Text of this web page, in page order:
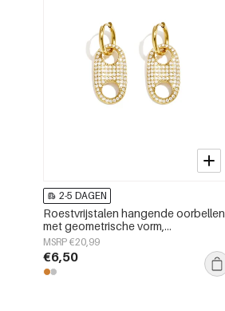
2-5 DAGEN
Roestvrijstalen hangende oorbellen
met geometrische vorm,
eenvoudige, alledaagse serie,
damessieraden
MSRP €20,99
€6,50